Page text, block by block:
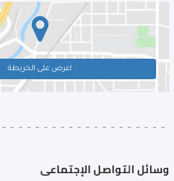
اعرض على الخريطة
وسائل التواصل الإجتماعى